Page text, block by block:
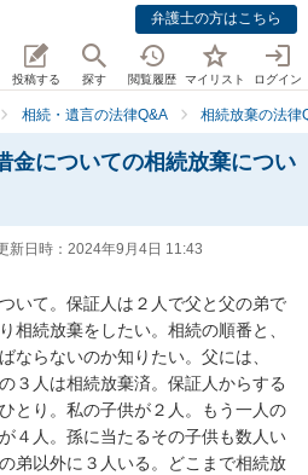
弁護士の方はこちら
投稿する 探す 閲覧履歴 マイリスト ログイン
相続・遺言の法律Q&A 相続放棄の法律
金についての相続放棄につい
新日時： 2024年9月4日 11:43
いて。保証人は２人で父と父の弟で
相続放棄をしたい。相続の順番と、
ならないのか知りたい。父には、
３人は相続放棄済。保証人からする
とり。私の子供が２人。もう一人の
４人。孫に当たるその子供も数人い
弟以外に３人いる。どこまで相続放